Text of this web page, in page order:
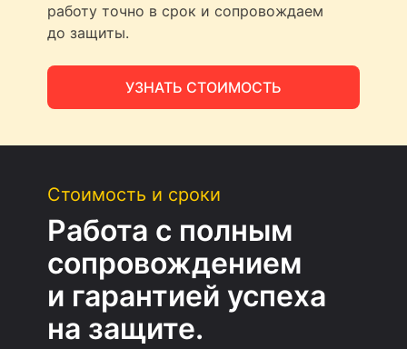
работу точно в срок и сопровождаем
до защиты.
УЗНАТЬ СТОИМОСТЬ
Стоимость и сроки
Работа с полным
сопровождением
и гарантией успеха
на защите.